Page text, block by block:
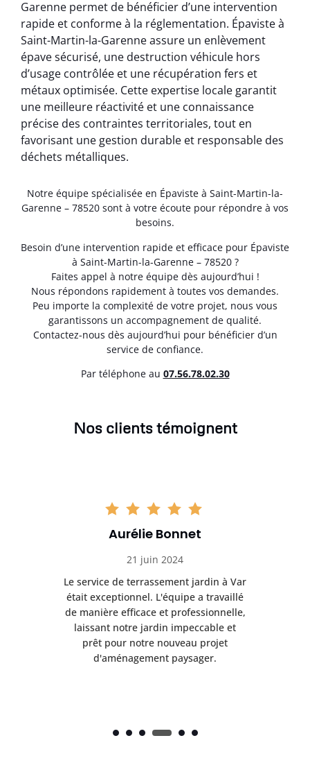
Garenne permet de bénéficier d’une intervention
rapide et conforme à la réglementation. Épaviste à
Saint-Martin-la-Garenne assure un enlèvement
épave sécurisé, une destruction véhicule hors
d’usage contrôlée et une récupération fers et
métaux optimisée. Cette expertise locale garantit
une meilleure réactivité et une connaissance
précise des contraintes territoriales, tout en
favorisant une gestion durable et responsable des
déchets métalliques.
Notre équipe spécialisée en Épaviste à Saint-Martin-la-
Garenne – 78520 sont à votre écoute pour répondre à vos
besoins.
Besoin d’une intervention rapide et efficace pour Épaviste
à Saint-Martin-la-Garenne – 78520 ?
Faites appel à notre équipe dès aujourd’hui !
Nous répondons rapidement à toutes vos demandes.
Peu importe la complexité de votre projet, nous vous
garantissons un accompagnement de qualité.
Contactez-nous dès aujourd’hui pour bénéficier d’un
service de confiance.
Par téléphone au 07.56.78.02.30
Nos clients témoignent
Aurélie Bonnet
21 juin 2024
Le service de terrassement jardin à Var
était exceptionnel. L'équipe a travaillé
de manière efficace et professionnelle,
laissant notre jardin impeccable et
prêt pour notre nouveau projet
d'aménagement paysager.